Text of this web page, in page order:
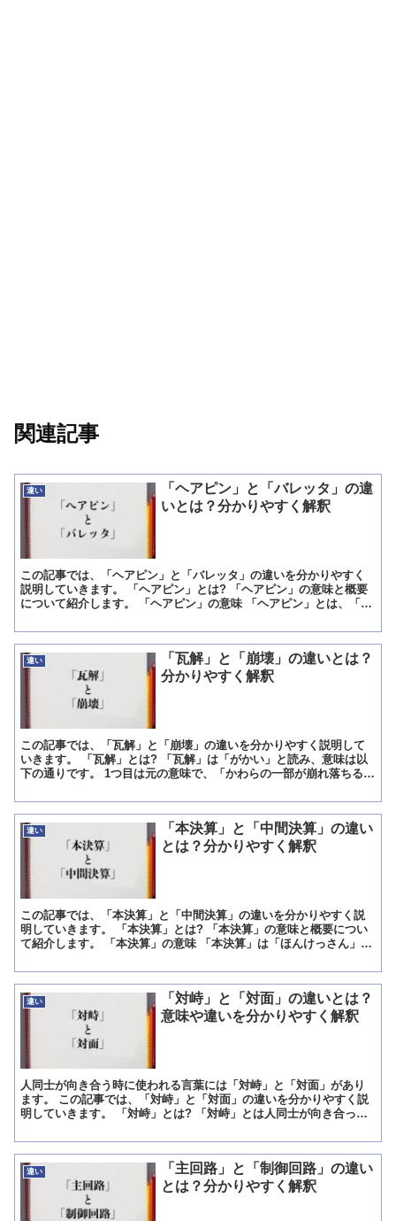
関連記事
違い
「ヘアピン」と「バレッタ」の違
いとは？分かりやすく解釈
この記事では、「ヘアピン」と「バレッタ」の違いを分かりやすく
説明していきます。 「ヘアピン」とは? 「ヘアピン」の意味と概要
について紹介します。 「ヘアピン」の意味 「ヘアピン」とは、「髪
違い
「瓦解」と「崩壊」の違いとは？
分かりやすく解釈
この記事では、「瓦解」と「崩壊」の違いを分かりやすく説明して
いきます。 「瓦解」とは? 「瓦解」は「がかい」と読み、意味は以
下の通りです。 1つ目は元の意味で、「かわらの一部が崩れ落ちるこ
違い
「本決算」と「中間決算」の違い
とは？分かりやすく解釈
この記事では、「本決算」と「中間決算」の違いを分かりやすく説
明していきます。 「本決算」とは? 「本決算」の意味と概要につい
て紹介します。 「本決算」の意味 「本決算」は「ほんけっさん」と
違い
「対峙」と「対面」の違いとは？
意味や違いを分かりやすく解釈
人同士が向き合う時に使われる言葉には「対峙」と「対面」があり
ます。 この記事では、「対峙」と「対面」の違いを分かりやすく説
明していきます。 「対峙」とは? 「対峙」とは人同士が向き合って
違い
「主回路」と「制御回路」の違い
とは？分かりやすく解釈